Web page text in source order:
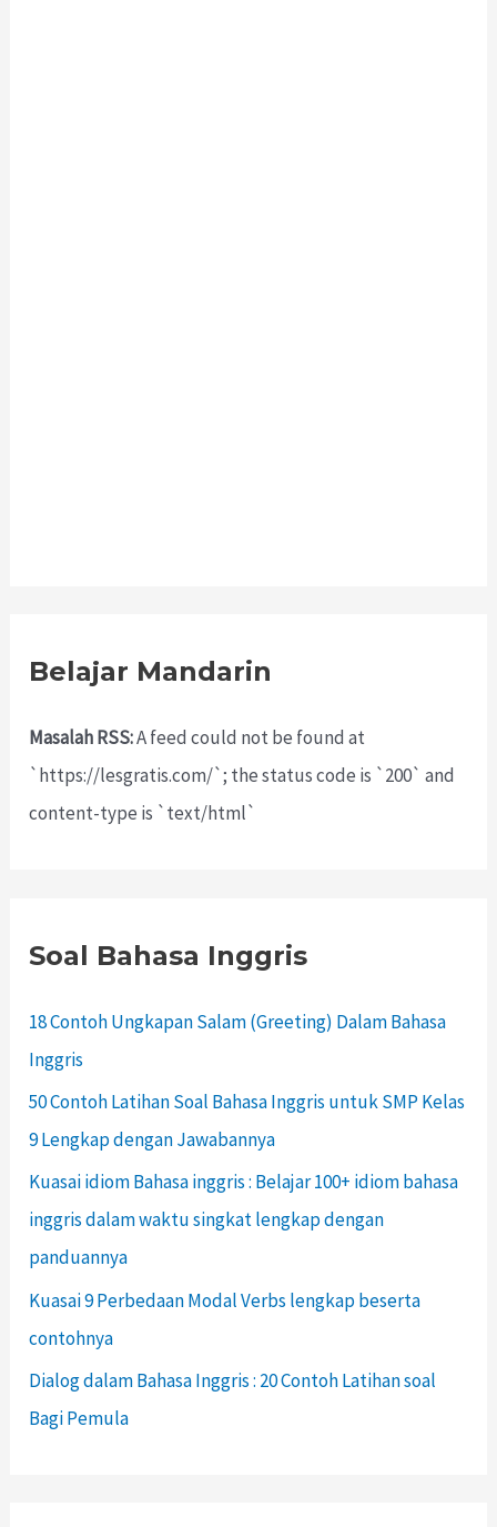
Belajar Mandarin
Masalah RSS:A feed could not be found at
`https://lesgratis.com/`; the status code is `200` and
content-type is `text/html`
Soal Bahasa Inggris
18 Contoh Ungkapan Salam (Greeting) Dalam Bahasa
Inggris
50 Contoh Latihan Soal Bahasa Inggris untuk SMP Kelas
9 Lengkap dengan Jawabannya
Kuasai idiom Bahasa inggris : Belajar 100+ idiom bahasa
inggris dalam waktu singkat lengkap dengan
panduannya
Kuasai 9 Perbedaan Modal Verbs lengkap beserta
contohnya
Dialog dalam Bahasa Inggris : 20 Contoh Latihan soal
Bagi Pemula